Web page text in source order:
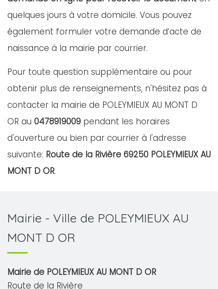
quelques jours à votre domicile. Vous pouvez
également formuler votre demande d’acte de
naissance à la mairie par courrier.
Pour toute question supplémentaire ou pour
obtenir plus de renseignements, n'hésitez pas à
contacter la mairie de POLEYMIEUX AU MONT D
OR au 0478919009 pendant les horaires
d'ouverture ou bien par courrier à l'adresse
suivante: Route de la Rivière 69250 POLEYMIEUX AU
MONT D OR.
Mairie - Ville de POLEYMIEUX AU
MONT D OR
Mairie de POLEYMIEUX AU MONT D OR
Route de la Rivière